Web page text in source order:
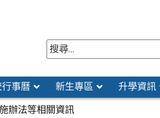
事曆 新生專區 升學資訊
辦法等相關資訊